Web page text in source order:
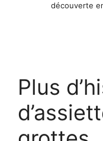
découverte
Plus